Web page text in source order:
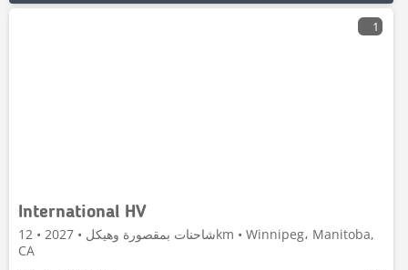
1
International HV
شاحنات بمقصورة وهيكل • 2027 • 12km • Winnipeg، Manitoba,
CA